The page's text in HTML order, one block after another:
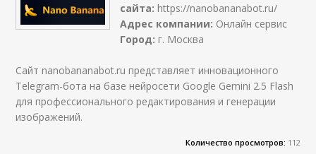
сайта: https://nanobananabot.ru/
Адрес компании: Онлайн сервис
Город: г. Москва
Сайт nanobananabot.ru представляет инновационного
Telegram-бота на базе нейросети Google Gemini 2.5 Flash
для профессионального редактирования и генерации
изображений.
Количество просмотров: 112